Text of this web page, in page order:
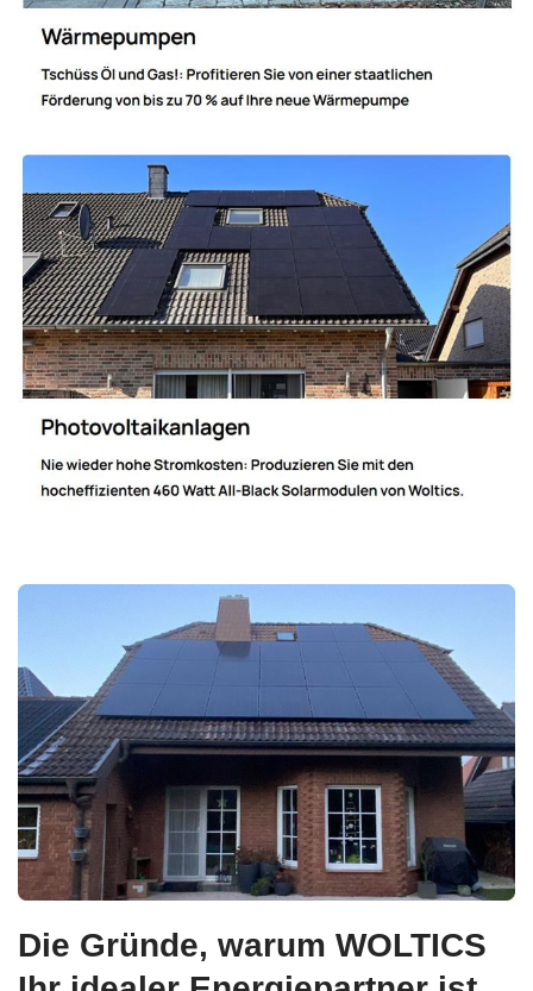
Die Gründe, warum WOLTICS